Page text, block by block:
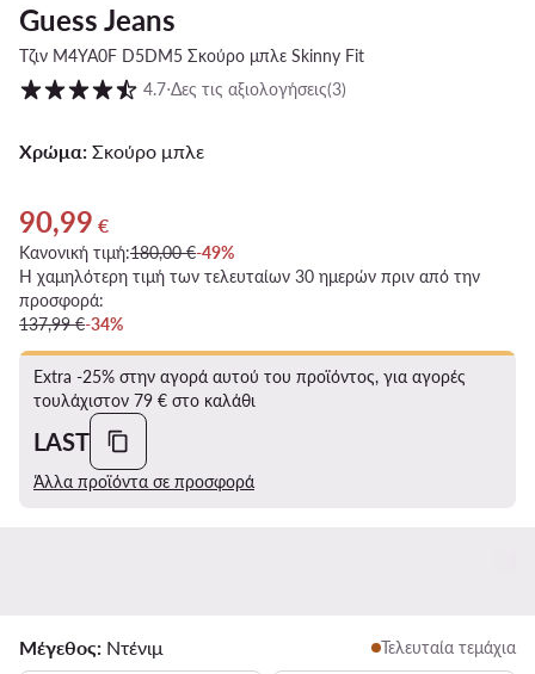
Guess Jeans
Τζιν M4YA0F D5DM5 Σκούρο μπλε Skinny Fit
Βαθμολογία πελατών σε κλίμακα 1 έως 5
4.7⋅Δες τις αξιολογήσεις(3)
Χρώμα: Σκούρο μπλε
Τρέχουσα τιμή 90,99 €
90,99 €
Κανονική τιμή:180,00 €-49%
Η χαμηλότερη τιμή των τελευταίων 30 ημερών πριν από την
προσφορά:
137,99 €-34%
Extra -25% στην αγορά αυτού του προϊόντος, για αγορές
τουλάχιστον 79 € στο καλάθι
LAST
Άλλα προϊόντα σε προσφορά
Μέγεθος: Ντένιμ Τελευταία τεμάχια